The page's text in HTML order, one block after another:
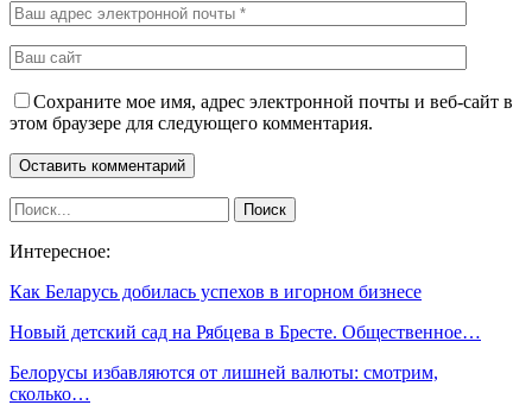
Сохраните мое имя, адрес электронной почты и веб-сайт в
этом браузере для следующего комментария.
Интересное:
Как Беларусь добилась успехов в игорном бизнесе
Новый детский сад на Рябцева в Бресте. Общественное…
Белорусы избавляются от лишней валюты: смотрим,
сколько…